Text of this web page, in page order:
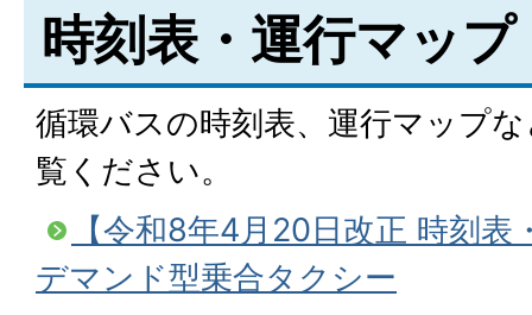
時刻表・運行マップ
循環バスの時刻表、運行マップ
覧ください。
【令和8年4月20日改正 時刻
デマンド型乗合タクシー